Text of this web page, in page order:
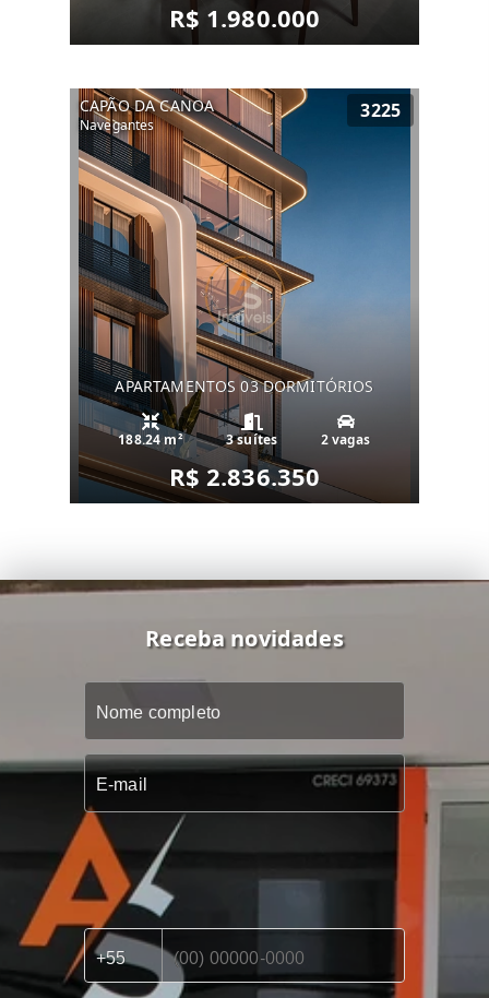
R$ 1.980.000
CAPÃO DA CANOA
Navegantes
3225
APARTAMENTOS 03 DORMITÓRIOS
188.24 m² 3 suítes 2 vagas
R$ 2.836.350
Receba novidades